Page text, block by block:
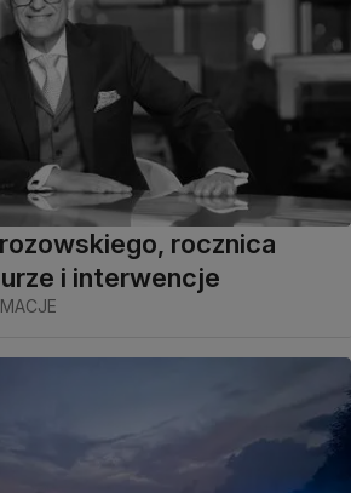
rocznica
i interwencje